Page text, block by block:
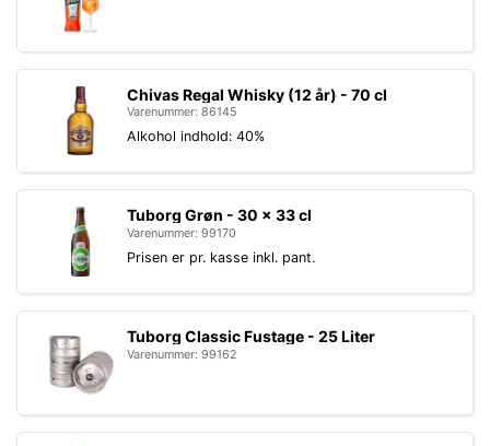
Chivas Regal Whisky (12 år) - 70 cl
Varenummer: 86145
Alkohol indhold: 40%
Tuborg Grøn - 30 x 33 cl
Varenummer: 99170
Prisen er pr. kasse inkl. pant.
Tuborg Classic Fustage - 25 Liter
Varenummer: 99162